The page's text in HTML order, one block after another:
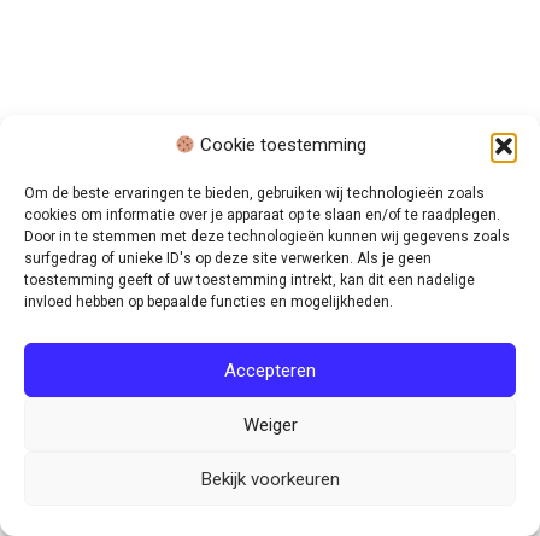
Cookie toestemming
Om de beste ervaringen te bieden, gebruiken wij technologieën zoals
cookies om informatie over je apparaat op te slaan en/of te raadplegen.
Door in te stemmen met deze technologieën kunnen wij gegevens zoals
surfgedrag of unieke ID's op deze site verwerken. Als je geen
toestemming geeft of uw toestemming intrekt, kan dit een nadelige
invloed hebben op bepaalde functies en mogelijkheden.
Accepteren
Weiger
Bekijk voorkeuren